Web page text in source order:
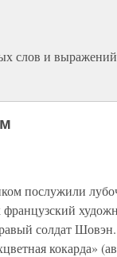
слов и выражений
послужили
французский
солдат
кокарда»